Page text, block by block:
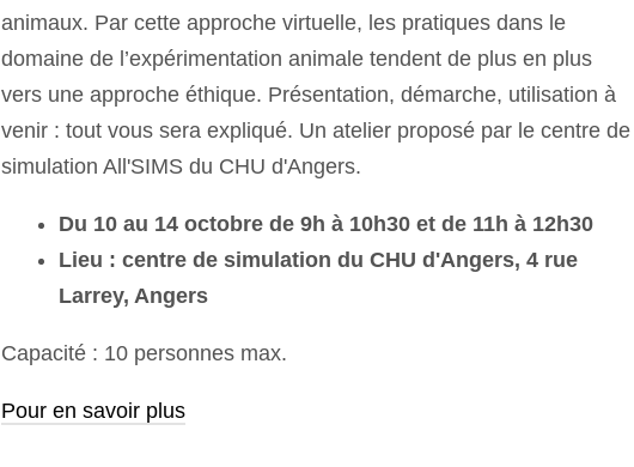
animaux. Par cette approche virtuelle, les pratiques dans le
domaine de l’expérimentation animale tendent de plus en plus
vers une approche éthique. Présentation, démarche, utilisation à
venir : tout vous sera expliqué. Un atelier proposé par le centre de
simulation All'SIMS du CHU d'Angers.
Du 10 au 14 octobre de 9h à 10h30 et de 11h à 12h30
Lieu : centre de simulation du CHU d'Angers, 4 rue
Larrey, Angers
Capacité : 10 personnes max.
Pour en savoir plus